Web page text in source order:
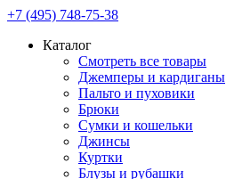
+7 (495) 748-75-38
Каталог
Смотреть все товары
Джемперы и кардиганы
Пальто и пуховики
Брюки
Сумки и кошельки
Джинсы
Куртки
Блузы и рубашки